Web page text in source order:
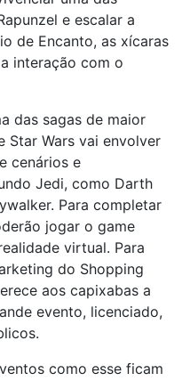
e escalar a
de Encanto, as xícaras
interação com o
das sagas de maior
Star Wars vai envolver
cenários e
Jedi, como Darth
Para completar
jogar o game
virtual. Para
do Shopping
aos capixabas a
evento, licenciado,
como esse ficam